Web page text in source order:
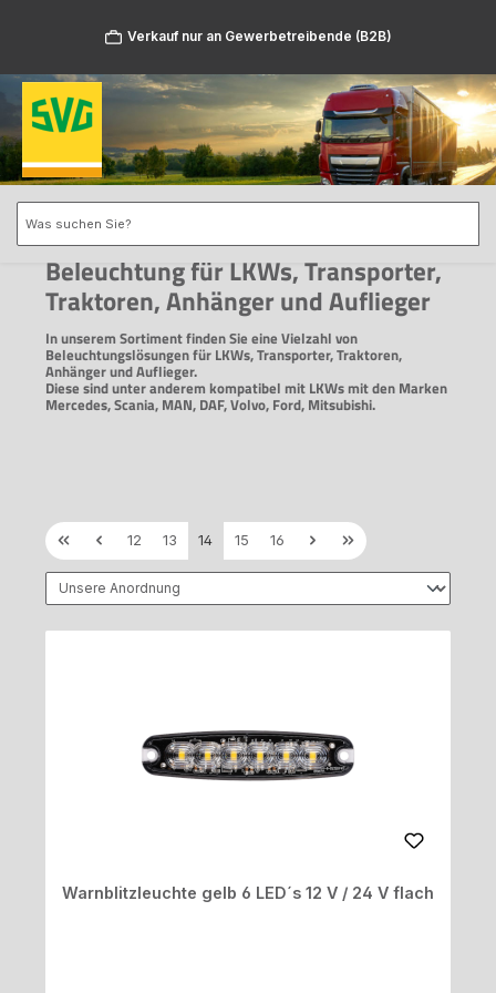
Verkauf nur an Gewerbetreibende (B2B)
Beleuchtung für LKWs, Transporter,
Traktoren, Anhänger und Auflieger
In unserem Sortiment finden Sie eine Vielzahl von
Beleuchtungslösungen für LKWs, Transporter, Traktoren,
Anhänger und Auflieger.
Diese sind unter anderem kompatibel mit LKWs mit den Marken
Mercedes, Scania, MAN, DAF, Volvo, Ford, Mitsubishi.
Seite
12 Seite
13 Seite
14 Seite
15 Seite
16
Warnblitzleuchte gelb 6 LED´s 12 V / 24 V flach